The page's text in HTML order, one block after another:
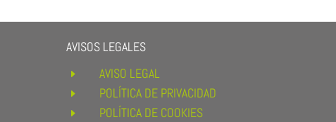
AVISOS LEGALES
E AVISO LEGAL
E POLÍTICA DE PRIVACIDAD
E POLÍTICA DE COOKIES